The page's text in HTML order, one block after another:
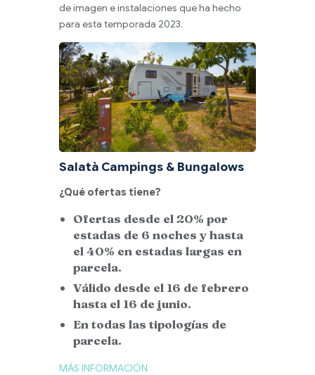
de imagen e instalaciones que ha hecho
para esta temporada 2023.
Salatà Campings & Bungalows
¿Qué ofertas tiene?
Ofertas desde el 20% por
estadas de 6 noches y hasta
el 40% en estadas largas en
parcela.
Válido desde el 16 de febrero
hasta el 16 de junio.
En todas las tipologías de
parcela.
MÁS INFORMACIÓN